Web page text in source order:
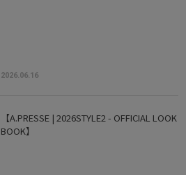
2026.06.16
【A.PRESSE | 2026STYLE2 - OFFICIAL LOOK
BOOK】